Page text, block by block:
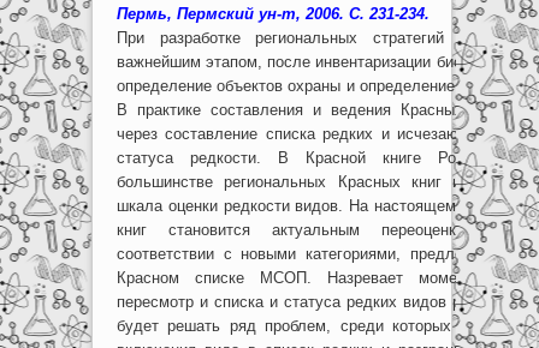
Пермь, Пермский ун-т, 2006. C. 231-234.
При разработке региональных стратегий охраны
важнейшим этапом, после инвентаризации
определение объектов охраны и определение
В практике составления и ведения Красных книг это
через составление списка редких и исчезающих
статуса редкости. В Красной книге России
большинстве региональных Красных книг
шкала оценки редкости видов. На настоящем этапе
книг становится актуальным переоценка
соответствии с новыми категориями,
Красном списке МСОП. Назревает момент, когда
пересмотр и списка и статуса редких видов регионов.
будет решать ряд проблем, среди которых